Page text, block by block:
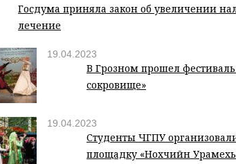
Госдума приняла закон об увеличении
лечение
19.04.2023
В Грозном прошел
сокровище»
19.04.2023
Студенты ЧГПУ
площадку «Нохчийн